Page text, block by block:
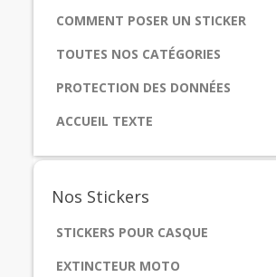
COMMENT POSER UN STICKER
TOUTES NOS CATÉGORIES
PROTECTION DES DONNÉES
ACCUEIL TEXTE
Nos Stickers
STICKERS POUR CASQUE
EXTINCTEUR MOTO